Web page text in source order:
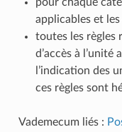
applicables et
toutes les règles
d’accès à
l’indication des
ces règles sont
Vademecum liés :